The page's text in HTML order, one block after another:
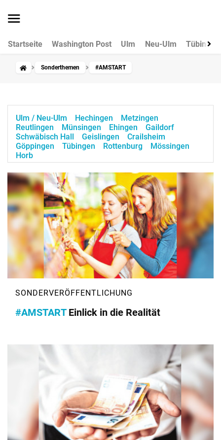
Startseite Washington Post Ulm Neu-Ulm Tübingen
Sonderthemen #AMSTART
Ulm / Neu-Ulm Hechingen
Metzingen
Reutlingen
Münsingen Ehingen
Gaildorf
Schwäbisch Hall
Geislingen
Crailsheim
Göppingen
Tübingen Rottenburg
Mössingen
Horb
#AMSTART Einlick in die Realität